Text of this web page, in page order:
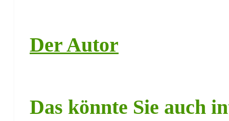
Anhang
Der Autor
Das könnte Sie auch